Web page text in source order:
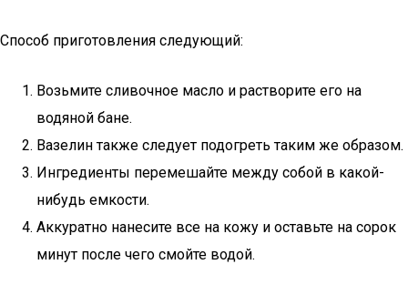
Способ приготовления следующий:
Возьмите сливочное масло и растворите его на
водяной бане.
Вазелин также следует подогреть таким же образом.
Ингредиенты перемешайте между собой в какой-
нибудь емкости.
Аккуратно нанесите все на кожу и оставьте на сорок
минут после чего смойте водой.